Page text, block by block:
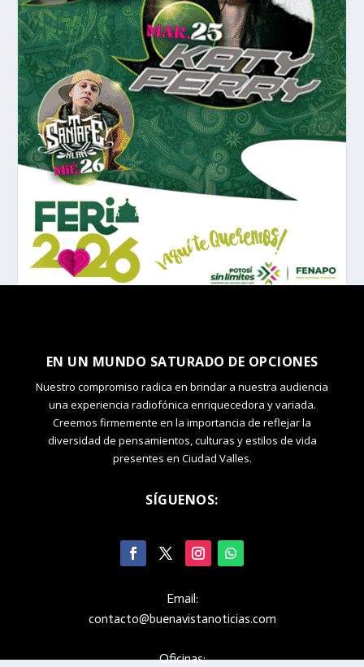
EN UN MUNDO SATURADO DE OPCIONES
Nuestro compromiso radica en brindar a nuestra audiencia
una experiencia radiofónica enriquecedora y variada.
Creemos firmemente en la importancia de reflejar la
diversidad de pensamientos, culturas y estilos de vida
presentes en Ciudad Valles.
SÍGUENOS:
Email:
contacto@buenavistanoticias.com
Oficinas: